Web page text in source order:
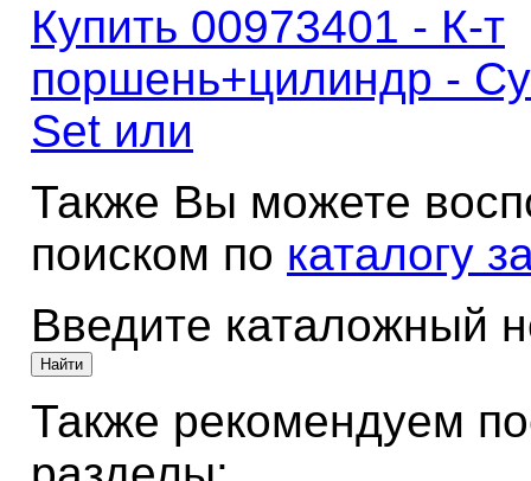
Купить 00973401 - К-т
поршень+цилиндр -
Set или
Также Вы можете
поиском по каталогу
Введите каталожный
Также рекомендуем